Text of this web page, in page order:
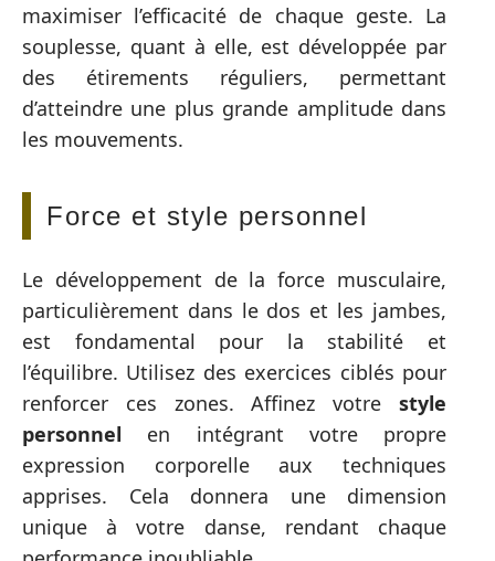
maximiser l’efficacité de chaque geste. La
souplesse, quant à elle, est développée par
des étirements réguliers, permettant
d’atteindre une plus grande amplitude dans
les mouvements.
Force et style personnel
Le développement de la force musculaire,
particulièrement dans le dos et les jambes,
est fondamental pour la stabilité et
l’équilibre. Utilisez des exercices ciblés pour
renforcer ces zones. Affinez votre style
personnel en intégrant votre propre
expression corporelle aux techniques
apprises. Cela donnera une dimension
unique à votre danse, rendant chaque